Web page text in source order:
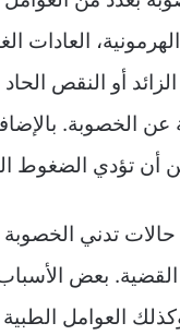
العادات
أو النقص
الخصوبة.
أن تؤدي الضغوط
حالات تدني
القضية. بعض
وكذلك العوامل